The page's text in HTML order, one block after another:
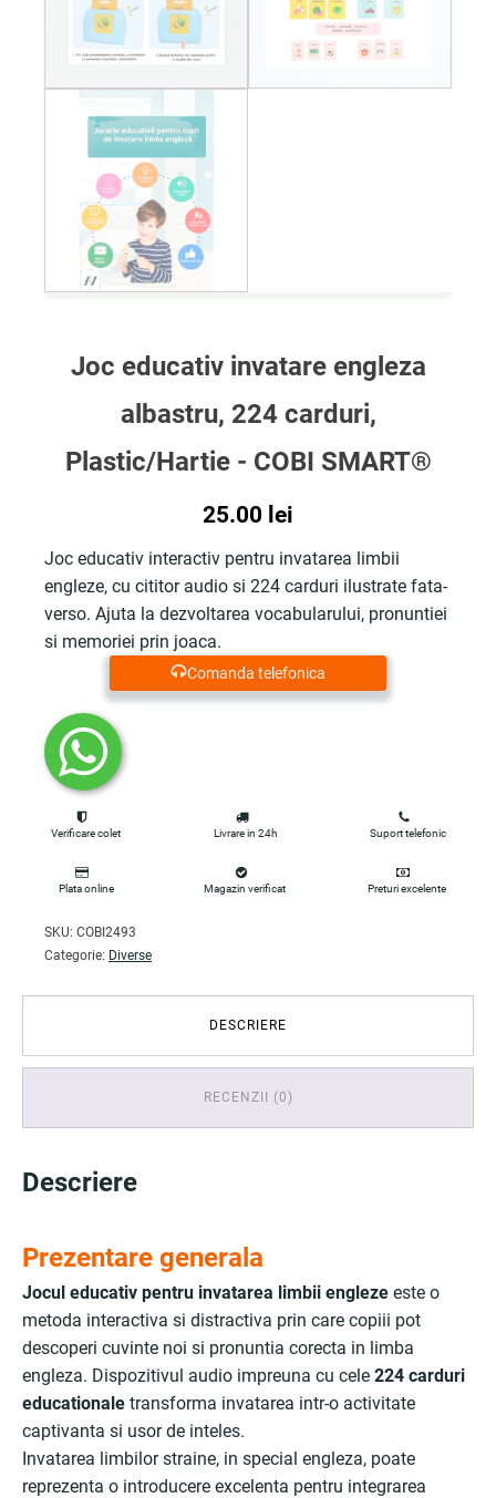
Joc educativ invatare engleza
albastru, 224 carduri,
Plastic/Hartie - COBI SMART®
25.00 lei
Joc educativ interactiv pentru invatarea limbii
engleze, cu cititor audio si 224 carduri ilustrate fata-
verso. Ajuta la dezvoltarea vocabularului, pronuntiei
si memoriei prin joaca.
Comanda telefonica
Verificare colet Livrare in 24h Suport telefonic
Plata online Magazin verificat Preturi excelente
SKU: COBI2493
Categorie: Diverse
DESCRIERE
RECENZII (0)
Descriere
Prezentare generala
Jocul educativ pentru invatarea limbii engleze este o
metoda interactiva si distractiva prin care copiii pot
descoperi cuvinte noi si pronuntia corecta in limba
engleza. Dispozitivul audio impreuna cu cele 224 carduri
educationale transforma invatarea intr-o activitate
captivanta si usor de inteles.
Invatarea limbilor straine, in special engleza, poate
reprezenta o introducere excelenta pentru integrarea